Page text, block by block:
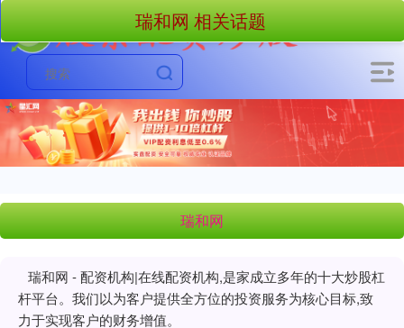
瑞和网
瑞和网 - 配资机构|在线配资机构,是家成立多年的十大炒股杠
杆平台。我们以为客户提供全方位的投资服务为核心目标,致
力于实现客户的财务增值。
瑞和网 相关话题